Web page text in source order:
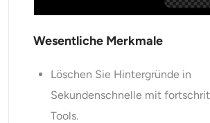
Wesentliche Merkmale
Löschen Sie Hintergründe in
Sekundenschnelle mit
Tools.